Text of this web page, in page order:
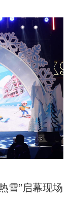
雪”启幕现场